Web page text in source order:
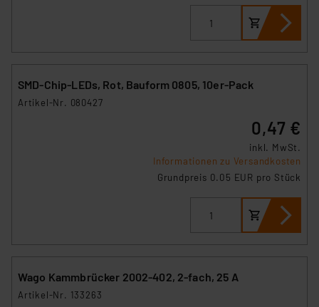
SMD-Chip-LEDs, Rot, Bauform 0805, 10er-Pack
Artikel-Nr. 080427
0,47 €
inkl. MwSt.
Informationen zu Versandkosten
Grundpreis 0.05 EUR pro Stück
Wago Kammbrücker 2002-402, 2-fach, 25 A
Artikel-Nr. 133263